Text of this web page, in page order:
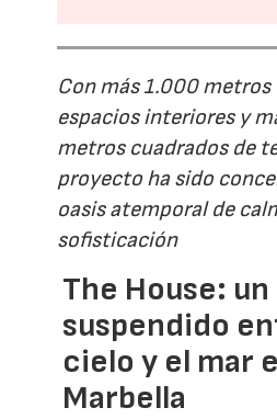
Con más 1.000 metros
espacios interiores y
metros cuadrados de
proyecto ha sido
oasis atemporal de
sofisticación
The House:
suspendido
cielo y el mar
Marbella